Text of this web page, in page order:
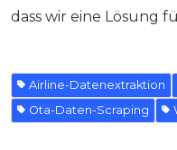
dass wir eine Lösung
Airline-Datenextraktion
Ota-Daten-Scraping